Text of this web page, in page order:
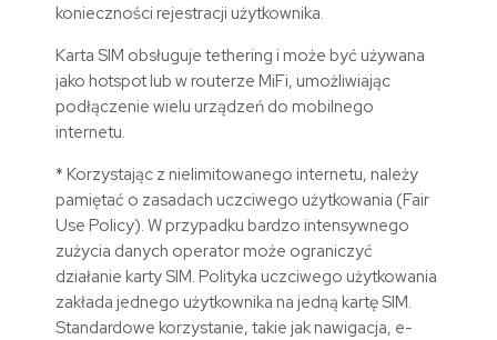
konieczności rejestracji użytkownika.
Karta SIM obsługuje tethering i może być używana
jako hotspot lub w routerze MiFi, umożliwiając
podłączenie wielu urządzeń do mobilnego
internetu.
* Korzystając z nielimitowanego internetu, należy
pamiętać o zasadach uczciwego użytkowania (Fair
Use Policy). W przypadku bardzo intensywnego
zużycia danych operator może ograniczyć
działanie karty SIM. Polityka uczciwego użytkowania
zakłada jednego użytkownika na jedną kartę SIM.
Standardowe korzystanie, takie jak nawigacja, e-